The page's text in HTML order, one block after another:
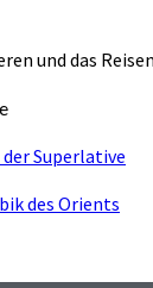
und das
Superlative
des Orients